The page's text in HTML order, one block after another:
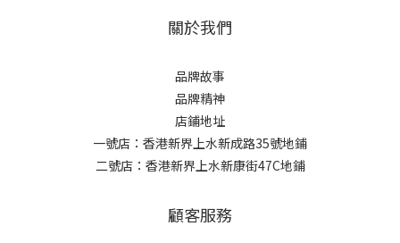
關於我們
品牌故事
品牌精神
店鋪地址
一號店：香港新界上水新成路35號地鋪
二號店：香港新界上水新康街47C地鋪
顧客服務